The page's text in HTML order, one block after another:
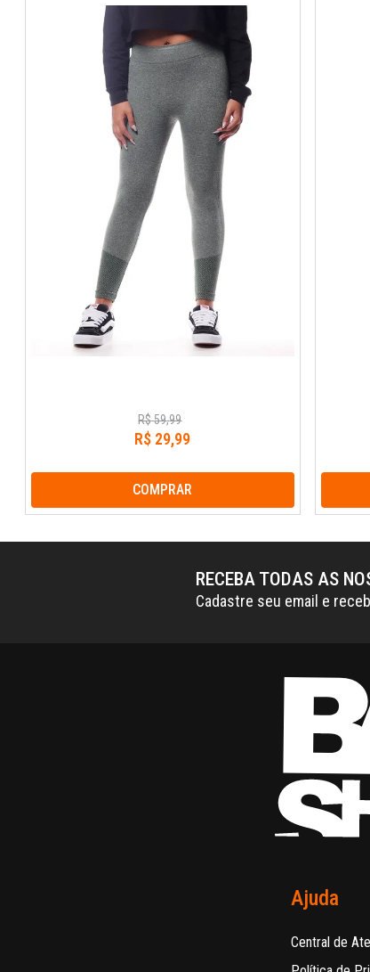
R$59,99
R$ 29,99
COMPRAR
RECEBA TODAS AS
Cadastre seu email e
Ajuda
Central de